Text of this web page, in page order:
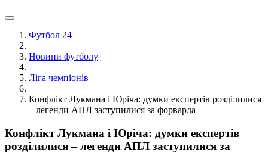
Футбол 24
Новини футболу
Ліга чемпіонів
Конфлікт Лукмана і Юріча: думки експертів розділилися
– легенди АПЛ заступилися за форварда
Конфлікт Лукмана і Юріча: думки експертів
розділилися – легенди АПЛ заступилися за